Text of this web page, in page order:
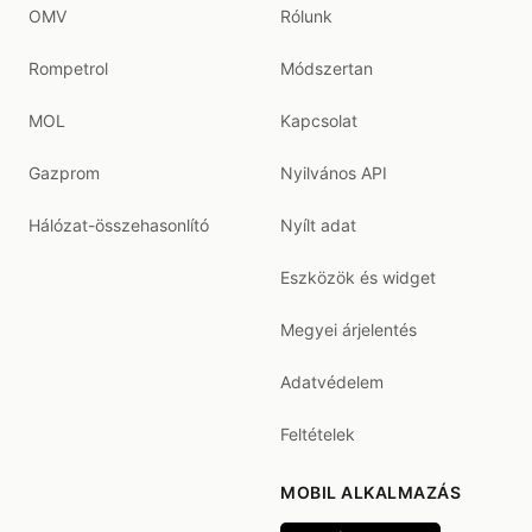
OMV
Rompetrol
MOL
Gazprom
Hálózat-összehasonlító
Rólunk
Módszertan
Kapcsolat
Nyilvános API
Nyílt adat
Eszközök és widget
Megyei árjelentés
Adatvédelem
Feltételek
MOBIL ALKALMAZÁS